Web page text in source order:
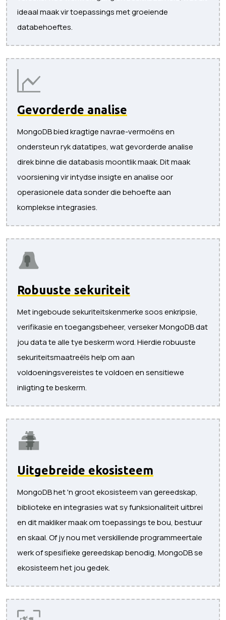
ideaal maak vir toepassings met groeiende
databehoeftes.
Gevorderde analise
MongoDB bied kragtige navrae-vermoëns en
ondersteun ryk datatipes, wat gevorderde analise
direk binne die databasis moontlik maak. Dit maak
voorsiening vir intydse insigte en analise oor
operasionele data sonder die behoefte aan
komplekse integrasies.
Robuuste sekuriteit
Met ingeboude sekuriteitskenmerke soos enkripsie,
verifikasie en toegangsbeheer, verseker MongoDB dat
jou data te alle tye beskerm word. Hierdie robuuste
sekuriteitsmaatreëls help om aan
voldoeningsvereistes te voldoen en sensitiewe
inligting te beskerm.
Uitgebreide ekosisteem
MongoDB het 'n groot ekosisteem van gereedskap,
biblioteke en integrasies wat sy funksionaliteit uitbrei
en dit makliker maak om toepassings te bou, bestuur
en skaal. Of jy nou met verskillende programmeertale
werk of spesifieke gereedskap benodig, MongoDB se
ekosisteem het jou gedek.